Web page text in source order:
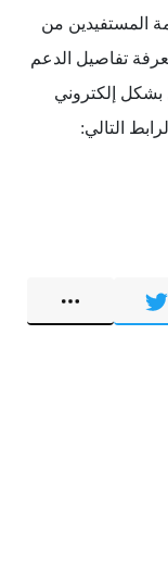
المستفيدين من
تفاصيل الدعم
بشكل إلكتروني
التالي: